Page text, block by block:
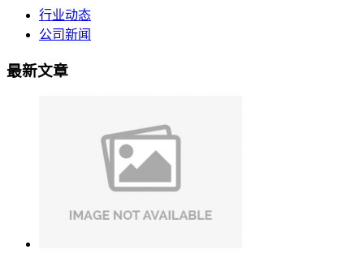
行业动态
公司新闻
最新文章